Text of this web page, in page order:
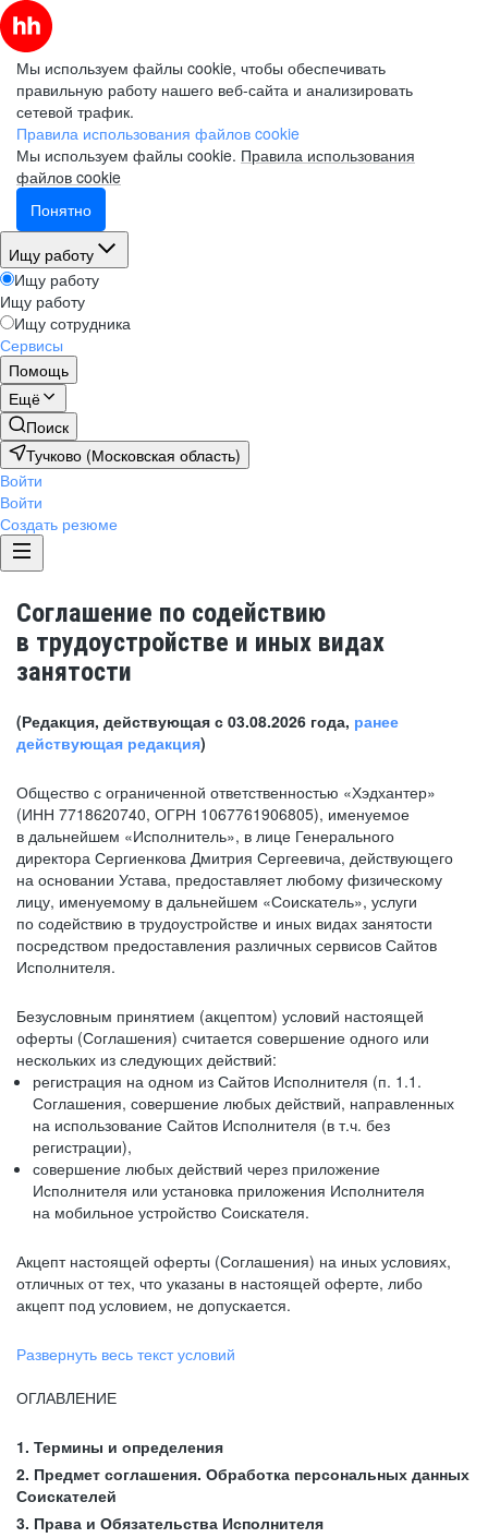
Мы используем файлы cookie, чтобы обеспечивать
правильную работу нашего веб-сайта и анализировать
сетевой трафик.
Правила использования файлов cookie
Мы используем файлы cookie. Правила использования
файлов cookie
Понятно
Ищу работу
Ищу работу
Ищу работу
Ищу сотрудника
Сервисы
Помощь
Ещё
Поиск
Тучково (Московская область)
Войти
Войти
Создать резюме
Соглашение по содействию
в трудоустройстве и иных видах
занятости
(Редакция, действующая с 03.08.2026 года, ранее
действующая редакция)
Общество с ограниченной ответственностью «Хэдхантер»
(ИНН 7718620740, ОГРН 1067761906805), именуемое
в дальнейшем «Исполнитель», в лице Генерального
директора Сергиенкова Дмитрия Сергеевича, действующего
на основании Устава, предоставляет любому физическому
лицу, именуемому в дальнейшем «Соискатель», услуги
по содействию в трудоустройстве и иных видах занятости
посредством предоставления различных сервисов Сайтов
Исполнителя.
Безусловным принятием (акцептом) условий настоящей
оферты (Соглашения) считается совершение одного или
нескольких из следующих действий:
регистрация на одном из Сайтов Исполнителя (п. 1.1.
Соглашения, совершение любых действий, направленных
на использование Сайтов Исполнителя (в т.ч. без
регистрации),
совершение любых действий через приложение
Исполнителя или установка приложения Исполнителя
на мобильное устройство Соискателя.
Акцепт настоящей оферты (Соглашения) на иных условиях,
отличных от тех, что указаны в настоящей оферте, либо
акцепт под условием, не допускается.
Развернуть весь текст условий
ОГЛАВЛЕНИЕ
1. Термины и определения
2. Предмет соглашения. Обработка персональных данных
Соискателей
3. Права и Обязательства Исполнителя